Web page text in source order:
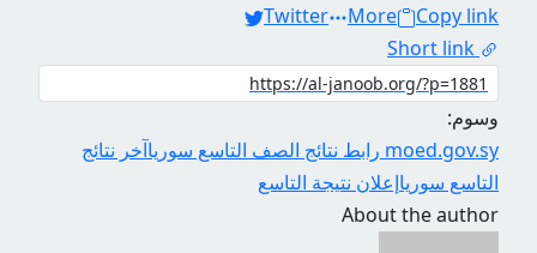
Twitter
More
Copy link
Short link
وسوم:
moed.gov.sy رابط نتائج الصف التاسع سوريا
آخر نتائج
التاسع سورياإعلان نتيجة التاسع
About the author